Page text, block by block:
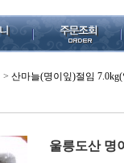
> 산마늘(명이잎)절임
울릉도산 명